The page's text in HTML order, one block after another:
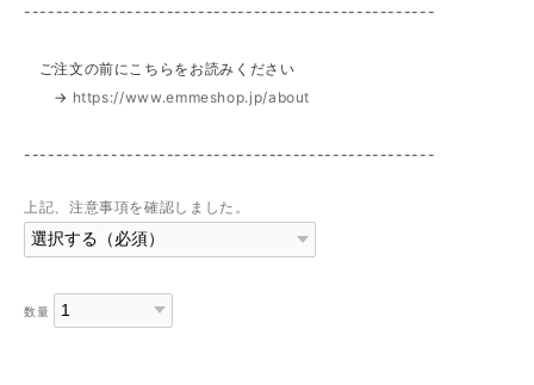
----------------------------------------------------
ご注文の前にこちらをお読みください
→ https://www.emmeshop.jp/about
----------------------------------------------------
上記、注意事項を確認しました。
数量